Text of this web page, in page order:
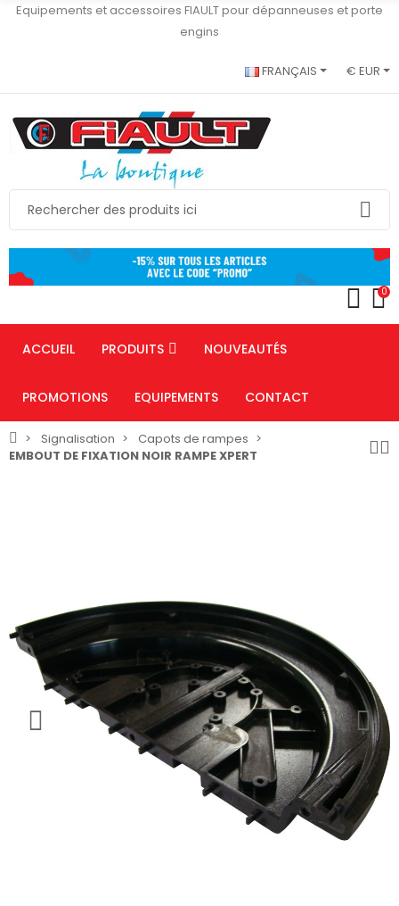
Equipements et accessoires FIAULT pour dépanneuses et porte
engins
FRANÇAIS € EUR
0
ACCUEIL PRODUITS NOUVEAUTÉS
PROMOTIONS EQUIPEMENTS CONTACT
Signalisation
Capots de rampes
EMBOUT DE FIXATION NOIR RAMPE XPERT